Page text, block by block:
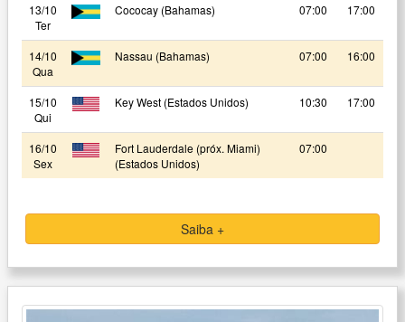
13/10
Ter
Cococay (Bahamas) 07:00 17:00
14/10
Qua
Nassau (Bahamas) 07:00 16:00
15/10
Qui
Key West (Estados Unidos) 10:30 17:00
16/10
Sex
Fort Lauderdale (próx. Miami)
(Estados Unidos)
07:00
Saiba +